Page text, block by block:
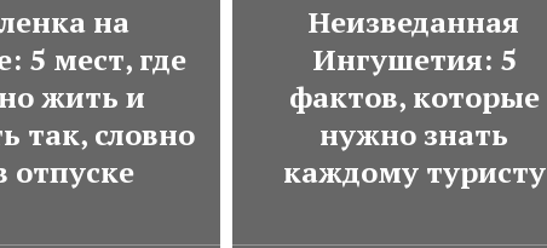
на
5 мест, где
жить и
так, словно
отпуске
Неизведанная
Ингушетия: 5
фактов, которые
нужно знать
каждому туристу